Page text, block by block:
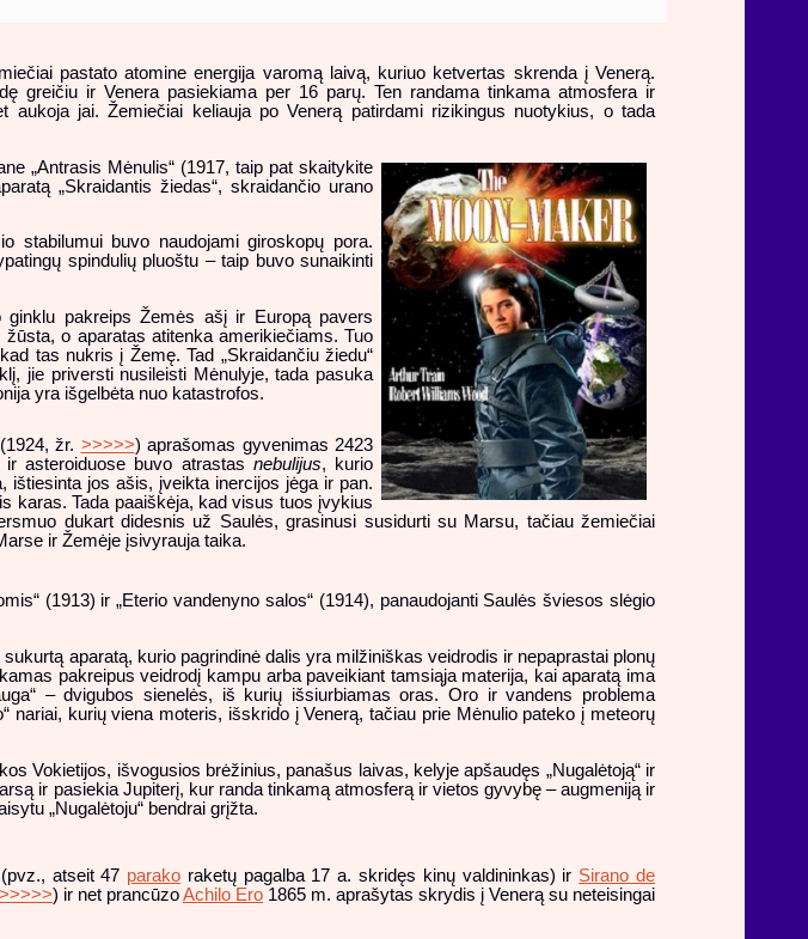
pastato atomine energija varomą laivą, kuriuo ketvertas skrenda į Venerą.
greičiu ir Venera pasiekiama per 16 parų. Ten randama tinkama atmosfera ir
jai. Žemiečiai keliauja po Venerą patirdami rizikingus nuotykius, o tada
„Antrasis Mėnulis“ (1917, taip pat skaitykite
„Skraidantis žiedas“, skraidančio urano
stabilumui buvo naudojami giroskopų pora.
spindulių pluoštu – taip buvo sunaikinti
pakreips Žemės ašį ir Europą pavers
o aparatas atitenka amerikiečiams. Tuo
tas nukris į Žemę. Tad „Skraidančiu žiedu“
jie priversti nusileisti Mėnulyje, tada pasuka
yra išgelbėta nuo katastrofos.
žr. >>>>>) aprašomas gyvenimas 2423
asteroiduose buvo atrastas nebulijus, kurio
ištiesinta jos ašis, įveikta inercijos jėga ir pan.
karas. Tada paaiškėja, kad visus tuos įvykius
dukart didesnis už Saulės, grasinusi susidurti su Marsu, tačiau žemiečiai
ir Žemėje įsivyrauja taika.
(1913) ir „Eterio vandenyno salos“ (1914), panaudojanti Saulės šviesos slėgio
aparatą, kurio pagrindinė dalis yra milžiniškas veidrodis ir nepaprastai plonų
pakreipus veidrodį kampu arba paveikiant tamsiąja materija, kai aparatą ima
– dvigubos sienelės, iš kurių išsiurbiamas oras. Oro ir vandens problema
nariai, kurių viena moteris, išskrido į Venerą, tačiau prie Mėnulio pateko į meteorų
Vokietijos, išvogusios brėžinius, panašus laivas, kelyje apšaudęs „Nugalėtoją“ ir
ir pasiekia Jupiterį, kur randa tinkamą atmosferą ir vietos gyvybę – augmeniją ir
„Nugalėtoju“ bendrai grįžta.
atseit 47 parako raketų pagalba 17 a. skridęs kinų valdininkas) ir Sirano de
>>>>>) ir net prancūzoAchilo Ero 1865 m. aprašytas skrydis į Venerą su neteisingai